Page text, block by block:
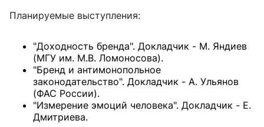
Планируемые выступления:
"Доходность бренда". Докладчик - М. Яндиев
(МГУ им. М.В. Ломоносова).
"Бренд и антимонопольное
законодательство". Докладчик - А. Ульянов
(ФАС России).
"Измерение эмоций человека". Докладчик - Е.
Дмитриева.